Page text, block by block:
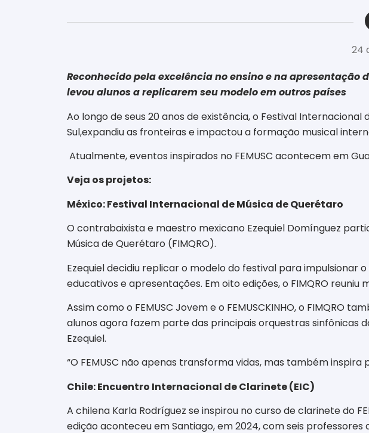
24
Reconhecido pela excelência no ensino e na
levou alunos a replicarem seu modelo em outros países
Ao longo de seus 20 anos de existência, o Festival
Sul,expandiu as fronteiras e impactou a formação musical
Atualmente, eventos inspirados no FEMUSC acontecem em
Veja os projetos:
México: Festival Internacional de Música de Querétaro
O contrabaixista e maestro mexicano Ezequiel Domínguez
Música de Querétaro (FIMQRO).
Ezequiel decidiu replicar o modelo do festival para
educativos e apresentações. Em oito edições, o FIMQRO
Assim como o FEMUSC Jovem e o FEMUSCKINHO, o FIMQRO
alunos agora fazem parte das principais orquestras sinfônicas
Ezequiel.
“O FEMUSC não apenas transforma vidas, mas também
Chile: Encuentro Internacional de Clarinete (EIC)
A chilena Karla Rodríguez se inspirou no curso de clarinete do
edição aconteceu em Santiago, em 2024, com seis